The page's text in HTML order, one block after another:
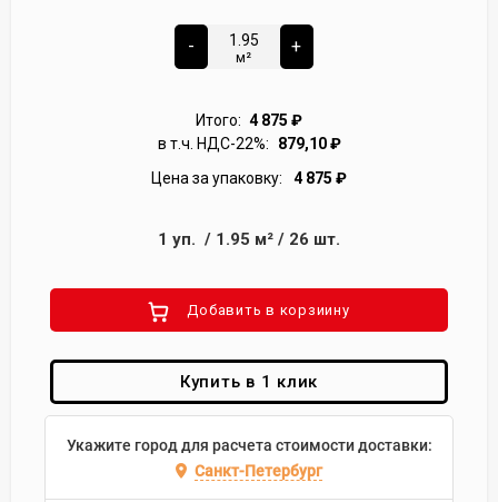
-
м²
+
Итого: 4 875 ₽
в т.ч. НДС-22%:
879,10₽
Цена за упаковку:
4 875 ₽
1 уп. / 1.95 м² / 26 шт.
Добавить в корзиину
Купить в 1 клик
Укажите город для расчета стоимости доставки:
Санкт-Петербург